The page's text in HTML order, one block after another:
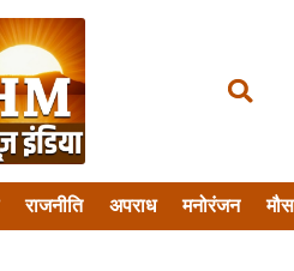
राजनीति अपराध मनोरंजन